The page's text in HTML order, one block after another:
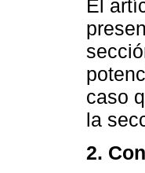
El
caso
la
2.